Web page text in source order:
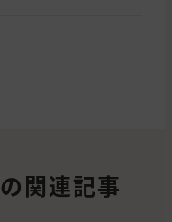
関連記事